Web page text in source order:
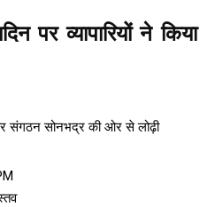
पर व्यापारियों ने किया
संगठन सोनभद्र की ओर से लोढ़ी